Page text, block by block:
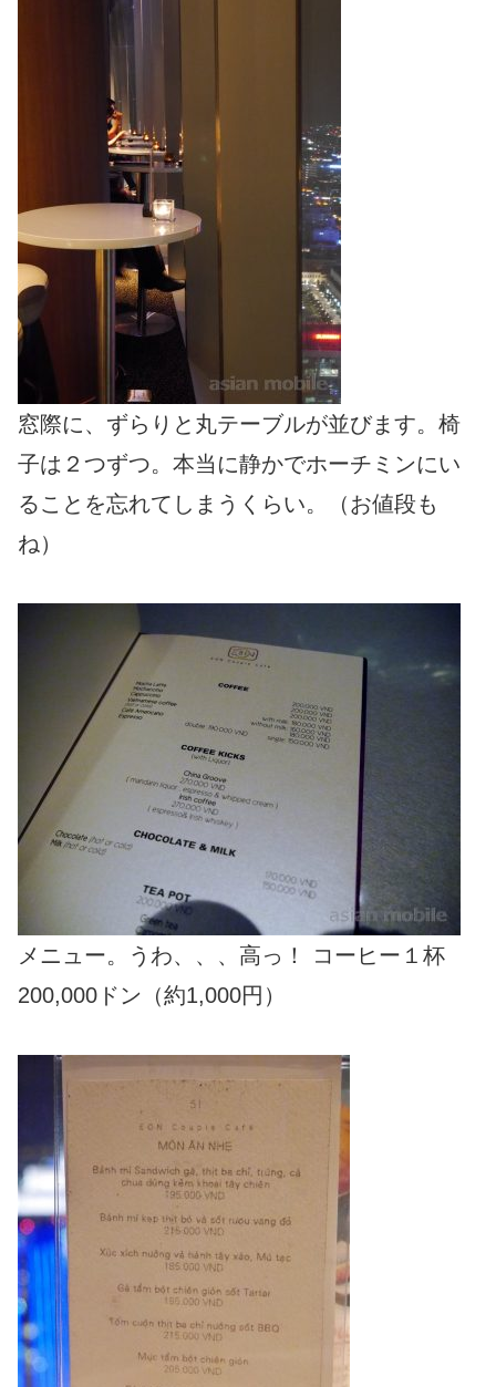
窓際に、ずらりと丸テーブルが並びます。椅
子は２つずつ。本当に静かでホーチミンにい
ることを忘れてしまうくらい。（お値段も
ね）
メニュー。うわ、、、高っ！ コーヒー１杯
200,000ドン（約1,000円）